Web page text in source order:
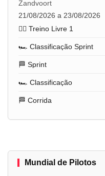
Zandvoort
21/08/2026 a 23/08/2026
🏋️‍♂️ Treino Livre 1
🏎️ Classificação Sprint
🏁 Sprint
🏎️ Classificação
🏁 Corrida
Mundial de Pilotos